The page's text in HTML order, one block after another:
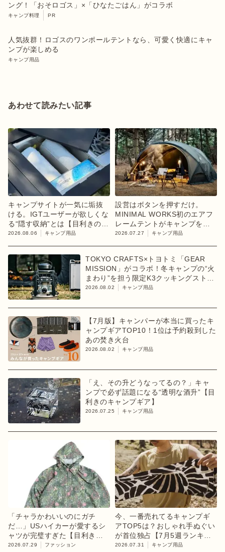
ング！「おそロゴス」×「ひなたごはん」がコラボ
キャンプ料理 PR
人気抜群！ロゴスのワンポールテントなら、可愛く快適にキャ
ンプが楽しめる
キャンプ用品
あわせて読みたい記事
キャンプサイトが一気に垢抜
ける。IGTユーザーが欲しくな
る“隠す収納”とは【目利きのキ
ャンプギア】
2026.08.06 キャンプ用品
設営はボタンを押すだけ。
MINIMAL WORKS初のエアフ
レームテントがキャンプを変
えるかも
2026.07.27 キャンプ用品
TOKYO CRAFTS×トヨトミ「GEAR
MISSION」がコラボ！冬キャンプの“火
まわり”を担う限定K3クッキングストー
ブが登場
2026.08.02 キャンプ用品
【7月版】キャンパーが本当に買ったキ
ャンプギアTOP10！1位は予約殺到した
あの焚き火台
2026.08.02 キャンプ用品
「え、その升どうなってるの？」キャ
ンプで必ず話題になる“透明な酒升”【目
利きのキャンプギア】
2026.07.25 キャンプ用品
「チャラかわいいのにガチ
だ…」USハイカーが愛するシ
ャツが完璧すぎた【目利きの
キャンプギア】
2026.07.29 ファッション
今、一番売れてるキャンプギ
アTOP5は？おしゃれ手ぬぐい
が首位独占【7月5週ランキン
グ】
2026.07.31 キャンプ用品